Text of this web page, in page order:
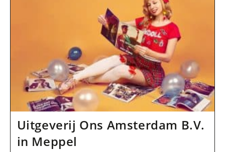
Uitgeverij Ons Amsterdam B.V.
in Meppel